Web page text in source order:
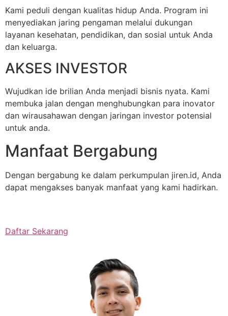
Kami peduli dengan kualitas hidup Anda. Program ini
menyediakan jaring pengaman melalui dukungan
layanan kesehatan, pendidikan, dan sosial untuk Anda
dan keluarga.
AKSES INVESTOR
Wujudkan ide brilian Anda menjadi bisnis nyata. Kami
membuka jalan dengan menghubungkan para inovator
dan wirausahawan dengan jaringan investor potensial
untuk anda.
Manfaat Bergabung
Dengan bergabung ke dalam perkumpulan jiren.id, Anda
dapat mengakses banyak manfaat yang kami hadirkan.
Daftar Sekarang